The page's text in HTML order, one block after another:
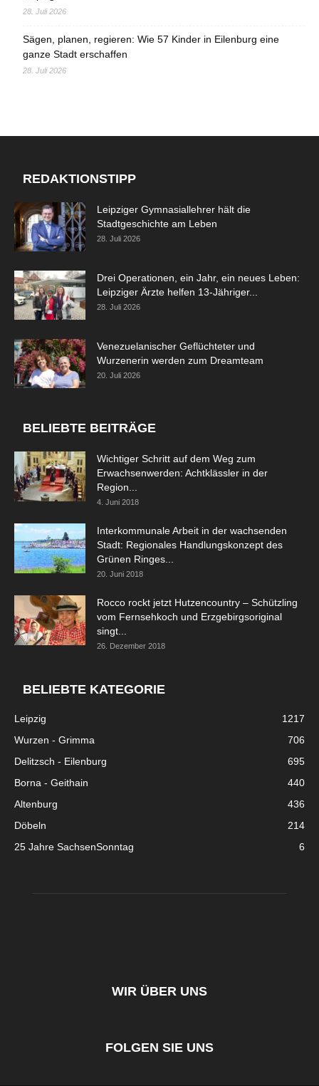
28. Juli 2026
Sägen, planen, regieren: Wie 57 Kinder in Eilenburg eine
ganze Stadt erschaffen
28. Juli 2026
REDAKTIONSTIPP
Leipziger Gymnasiallehrer hält die
Stadtgeschichte am Leben
28. Juli 2026
Drei Operationen, ein Jahr, ein neues Leben:
Leipziger Ärzte helfen 13-Jähriger...
28. Juli 2026
Venezuelanischer Geflüchteter und
Wurzenerin werden zum Dreamteam
20. Juli 2026
BELIEBTE BEITRÄGE
Wichtiger Schritt auf dem Weg zum
Erwachsenwerden: Achtklässler in der
Region...
4. Juni 2018
Interkommunale Arbeit in der wachsenden
Stadt: Regionales Handlungskonzept des
Grünen Ringes...
20. Juni 2018
Rocco rockt jetzt Hutzencountry – Schützling
vom Fernsehkoch und Erzgebirgsoriginal
singt...
26. Dezember 2018
BELIEBTE KATEGORIE
Leipzig
1217
Wurzen - Grimma
706
Delitzsch - Eilenburg
695
Borna - Geithain
440
Altenburg
436
Döbeln
214
25 Jahre SachsenSonntag
6
WIR ÜBER UNS
FOLGEN SIE UNS